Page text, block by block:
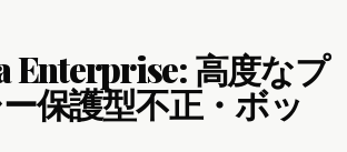
Enterprise: 高度なプ
保護型不正・ボッ